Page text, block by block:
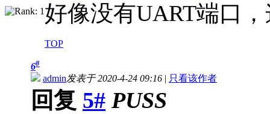
好像没有UART端口
TOP
6#
admin发表于 2020-4-24 09:16 | 只看该作者
回复 5# PUSS